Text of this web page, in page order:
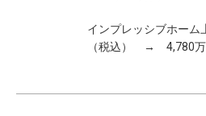
インプレッシブホー
（税込） → 4,780万